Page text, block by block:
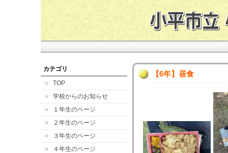
カテゴリ
TOP
学校からのお知らせ
１年生のページ
２年生のページ
３年生のページ
４年生のページ
【6年】昼食